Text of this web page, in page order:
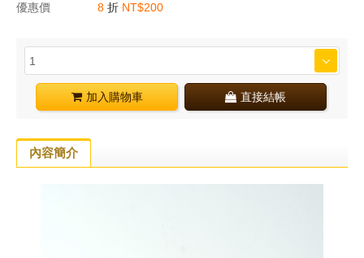
優惠價
8 折 NT$200
加入購物車 直接結帳
內容簡介